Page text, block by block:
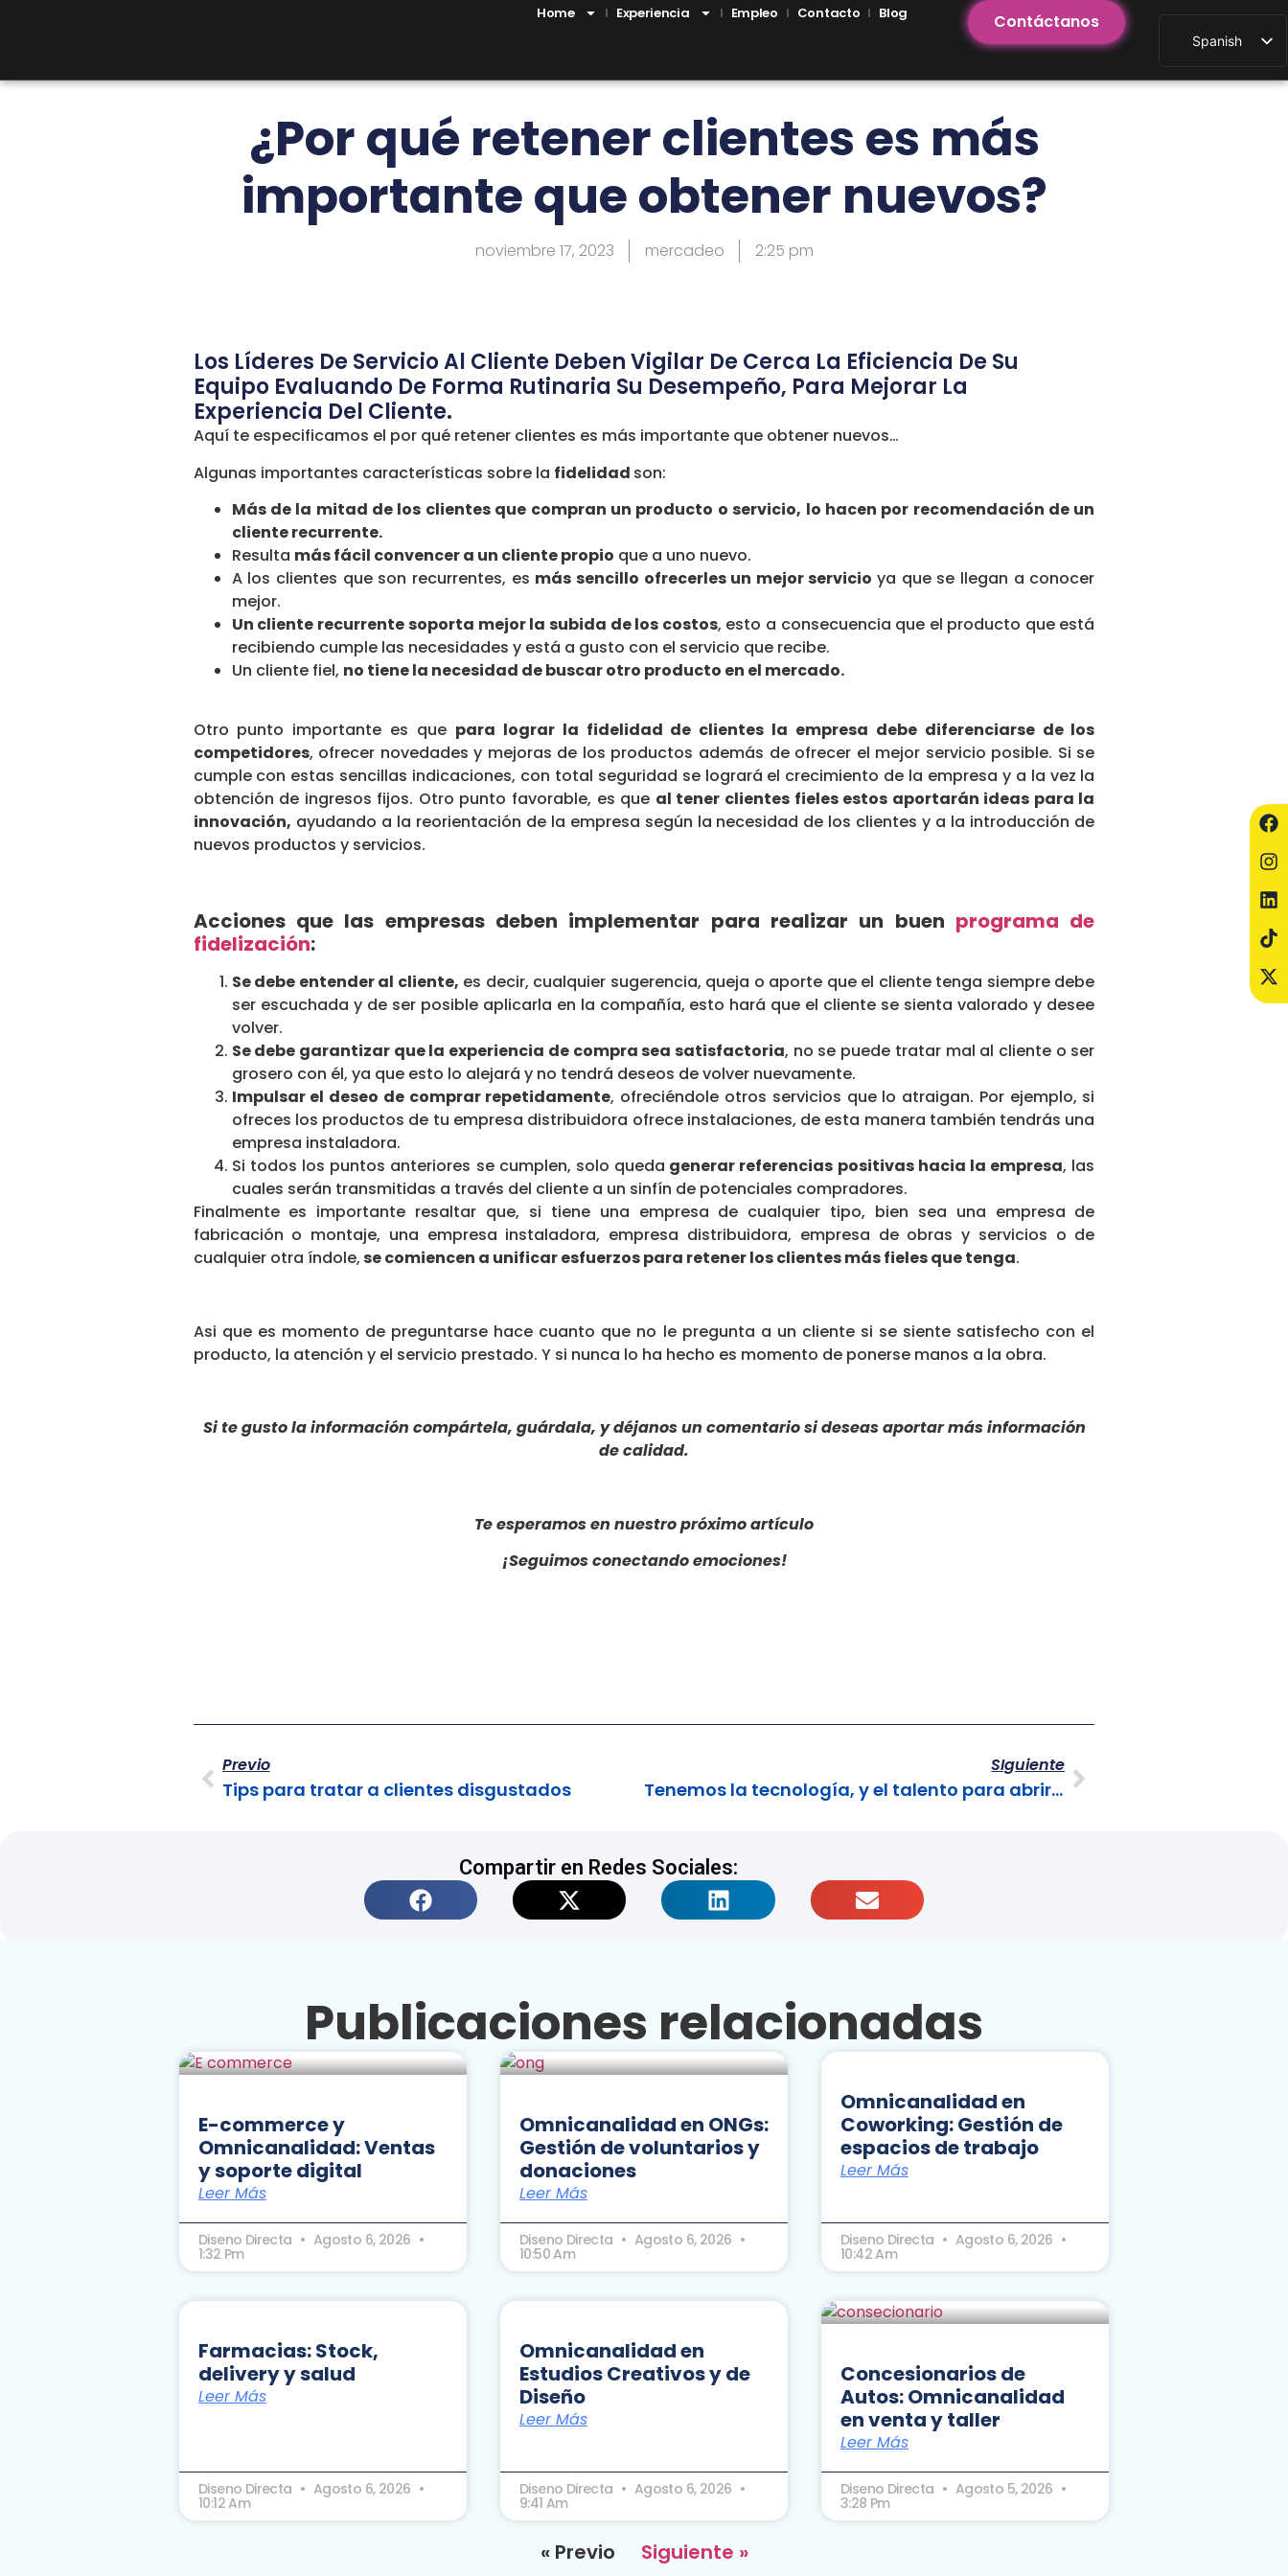
Contáctanos
Spanish
Home Experiencia Empleo Contacto Blog
¿Por qué retener clientes es más
importante que obtener nuevos?
noviembre 17, 2023 mercadeo 2:25 pm
Los Líderes De Servicio Al Cliente Deben Vigilar De Cerca La Eficiencia De Su
Equipo Evaluando De Forma Rutinaria Su Desempeño, Para Mejorar La
Experiencia Del Cliente.
Aquí te especificamos el por qué retener clientes es más importante que obtener nuevos…
Algunas importantes características sobre la fidelidad son:
Más de la mitad de los clientes que compran un producto o servicio, lo hacen por recomendación de un
cliente recurrente.
Resulta más fácil convencer a un cliente propio que a uno nuevo.
A los clientes que son recurrentes, es más sencillo ofrecerles un mejor servicioya que se llegan a conocer
mejor.
Un cliente recurrente soporta mejor la subida de los costos, esto a consecuencia que el producto que está
recibiendo cumple las necesidades y está a gusto con el servicio que recibe.
Un cliente fiel, no tiene la necesidad de buscar otro producto en el mercado.
Otro punto importante es que para lograr la fidelidad de clientes la empresa debe diferenciarse de los
competidores, ofrecer novedades y mejoras de los productos además de ofrecer el mejor servicio posible. Si se
cumple con estas sencillas indicaciones, con total seguridad se logrará el crecimiento de la empresa y a la vez la
obtención de ingresos fijos. Otro punto favorable, es que al tener clientes fieles estos aportarán ideas para la
innovación, ayudando a la reorientación de la empresa según la necesidad de los clientes y a la introducción de
nuevos productos y servicios.
Acciones que las empresas deben implementar para realizar un buen programa de
fidelización:
Se debe entender al cliente, es decir, cualquier sugerencia, queja o aporte que el cliente tenga siempre debe
ser escuchada y de ser posible aplicarla en la compañía, esto hará que el cliente se sienta valorado y desee
volver.
Se debe garantizar que la experiencia de compra sea satisfactoria, no se puede tratar mal al cliente o ser
grosero con él, ya que esto lo alejará y no tendrá deseos de volver nuevamente.
Impulsar el deseo de comprar repetidamente, ofreciéndole otros servicios que lo atraigan. Por ejemplo, si
ofreces los productos de tu empresa distribuidora ofrece instalaciones, de esta manera también tendrás una
empresa instaladora.
Si todos los puntos anteriores se cumplen, solo queda generar referencias positivas hacia la empresa, las
cuales serán transmitidas a través del cliente a un sinfín de potenciales compradores.
Finalmente es importante resaltar que, si tiene una empresa de cualquier tipo, bien sea una empresa de
fabricación o montaje, una empresa instaladora, empresa distribuidora, empresa de obras y servicios o de
cualquier otra índole, se comiencen a unificar esfuerzos para retener los clientes más fieles que tenga.
Asi que es momento de preguntarse hace cuanto que no le pregunta a un cliente si se siente satisfecho con el
producto, la atención y el servicio prestado. Y si nunca lo ha hecho es momento de ponerse manos a la obra.
Si te gusto la información compártela, guárdala, y déjanos un comentario si deseas aportar más información
de calidad.
Te esperamos en nuestro próximo artículo
¡Seguimos conectando emociones!
Previo
Tips para tratar a clientes disgustados
SIguiente
Tenemos la tecnología, y el talento para abrir nuestros Contact Centers al mundo
Compartir en Redes Sociales:
Publicaciones relacionadas
E-commerce y
Omnicanalidad: Ventas
y soporte digital
Leer Más
Diseno Directa Agosto 6, 2026
1:32 Pm
Omnicanalidad en ONGs:
Gestión de voluntarios y
donaciones
Leer Más
Diseno Directa Agosto 6, 2026
10:50 Am
Omnicanalidad en
Coworking: Gestión de
espacios de trabajo
Leer Más
Diseno Directa Agosto 6, 2026
10:42 Am
Farmacias: Stock,
delivery y salud
Leer Más
Diseno Directa Agosto 6, 2026
10:12 Am
Omnicanalidad en
Estudios Creativos y de
Diseño
Leer Más
Diseno Directa Agosto 6, 2026
9:41 Am
Concesionarios de
Autos: Omnicanalidad
en venta y taller
Leer Más
Diseno Directa Agosto 5, 2026
3:28 Pm
« Previo Siguiente »